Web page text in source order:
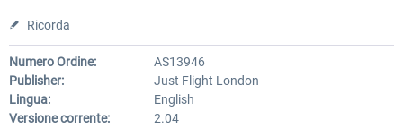
Ricorda
Numero Ordine:
AS13946
Publisher:
Just Flight London
Lingua:
English
Versione corrente:
2.04